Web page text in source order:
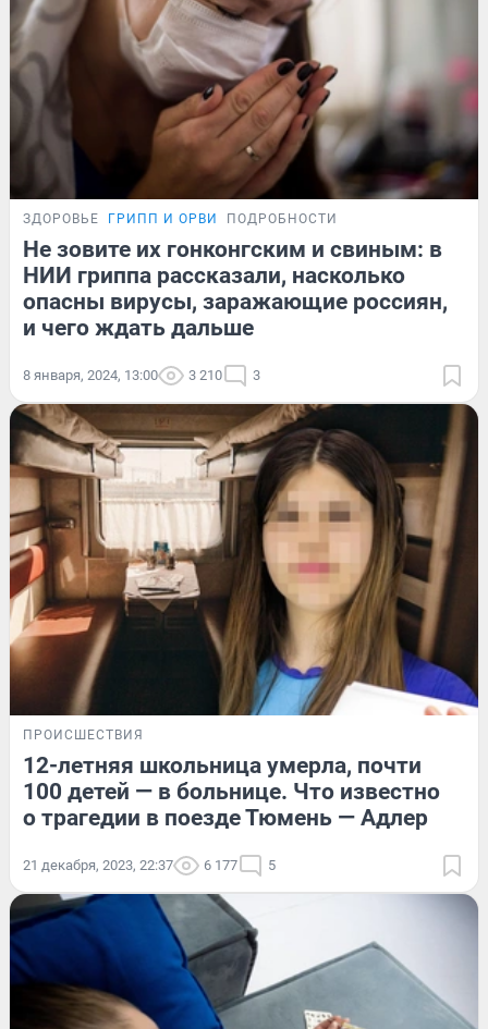
ЗДОРОВЬЕ ГРИПП И ОРВИ ПОДРОБНОСТИ
Не зовите их гонконгским и свиным: в
НИИ гриппа рассказали, насколько
опасны вирусы, заражающие россиян,
и чего ждать дальше
8 января, 2024, 13:00 3 210 3
ПРОИСШЕСТВИЯ
12-летняя школьница умерла, почти
100 детей — в больнице. Что известно
о трагедии в поезде Тюмень — Адлер
21 декабря, 2023, 22:37 6 177 5